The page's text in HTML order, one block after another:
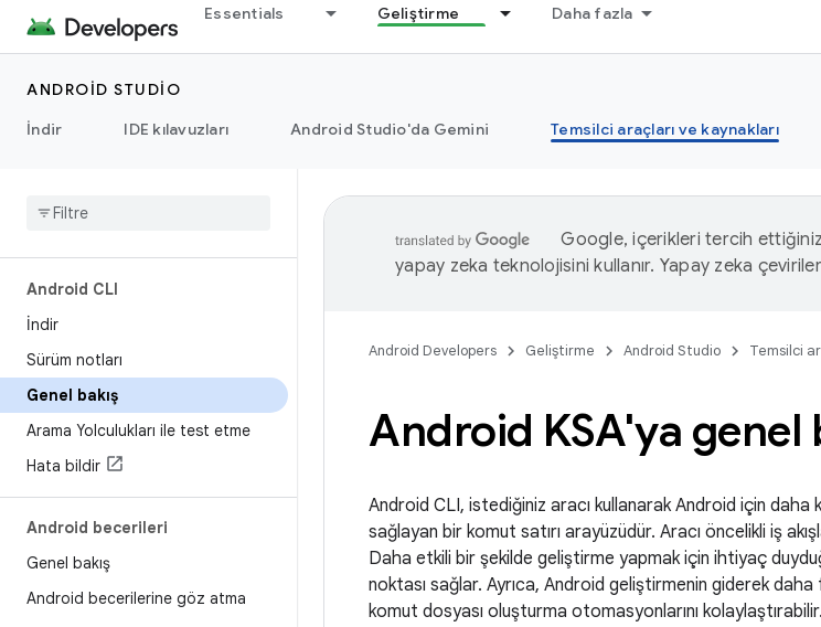
Essentials Geliştirme Daha fazla
ANDROID STUDIO
İndir
IDE kılavuzları Android Studio'da Gemini Temsilci araçları ve kaynakları
Android CLI
İndir
Sürüm notları
Genel bakış
Arama Yolculukları ile test etme
Hata bildir
Android becerileri
Genel bakış
Android becerilerine göz atma
Google, içerikleri tercih
yapay zeka teknolojisini kullanır. Yapay zeka
Android Developers Geliştirme Android Studio Temsilci
Android KSA'ya genel
Android CLI, istediğiniz aracı kullanarak Android için daha
sağlayan bir komut satırı arayüzüdür. Aracı öncelikli iş
Daha etkili bir şekilde geliştirme yapmak için ihtiyaç
noktası sağlar. Ayrıca, Android geliştirmenin giderek daha
komut dosyası oluşturma otomasyonlarını kolaylaştırabilir.